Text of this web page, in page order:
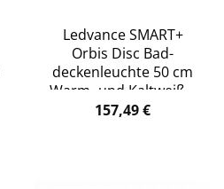
Ledvance SMART+
Orbis Disc Bad-
deckenleuchte 50 cm
Warm- und Kaltweiß –
schwarz
157,49€